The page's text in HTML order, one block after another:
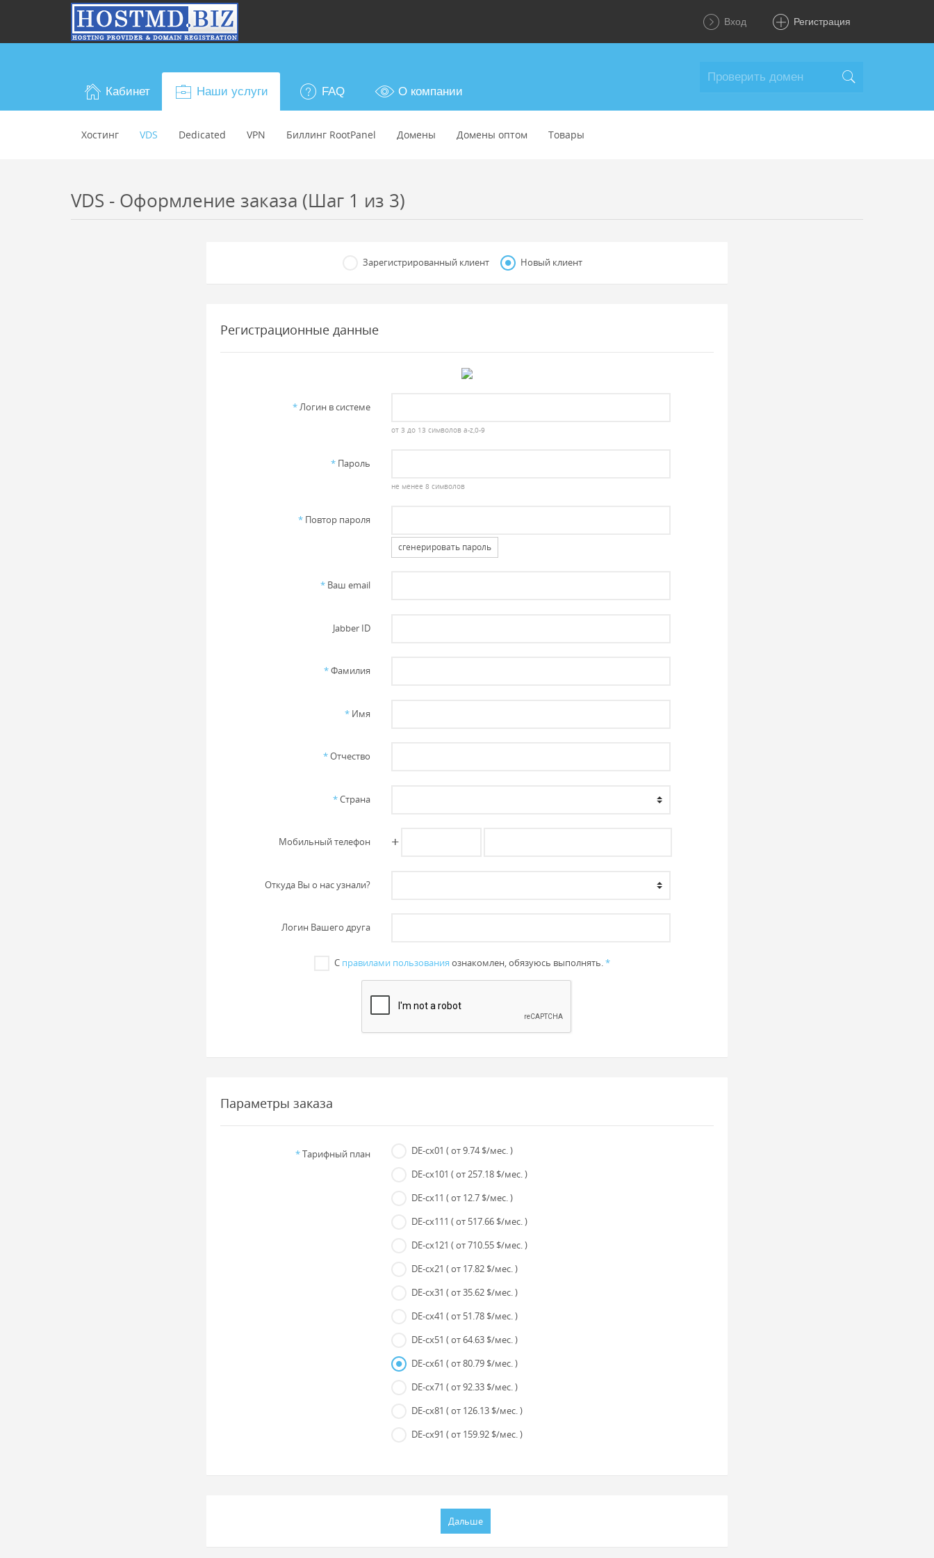
Вход Регистрация
Кабинет Наши услуги
Хостинг VDS Dedicated VPN Биллинг RootPanel Домены Домены оптом Товары
FAQ О компании
VDS - Оформление заказа (Шаг 1 из 3)
Зарегистрированный клиент Новый клиент
Регистрационные данные
*Логин в системе
от 3 до 13 символов a-z,0-9
* Пароль
не менее 8 символов
* Повтор пароля
сгенерировать пароль
* Ваш email
Jabber ID
*Фамилия
* Имя
*Отчество
*Страна
Мобильный телефон +
Откуда Вы о нас узнали?
Логин Вашего друга
С правилами пользования ознакомлен, обязуюсь выполнять.*
Параметры заказа
*Тарифный план DE-cx01( от 9.74 $/мес. )
DE-cx101( от 257.18 $/мес. )
DE-cx11( от 12.7 $/мес. )
DE-cx111( от 517.66 $/мес. )
DE-cx121( от 710.55 $/мес. )
DE-cx21( от 17.82 $/мес. )
DE-cx31( от 35.62 $/мес. )
DE-cx41( от 51.78 $/мес. )
DE-cx51( от 64.63 $/мес. )
DE-cx61( от 80.79 $/мес. )
DE-cx71( от 92.33 $/мес. )
DE-cx81( от 126.13 $/мес. )
DE-cx91( от 159.92 $/мес. )